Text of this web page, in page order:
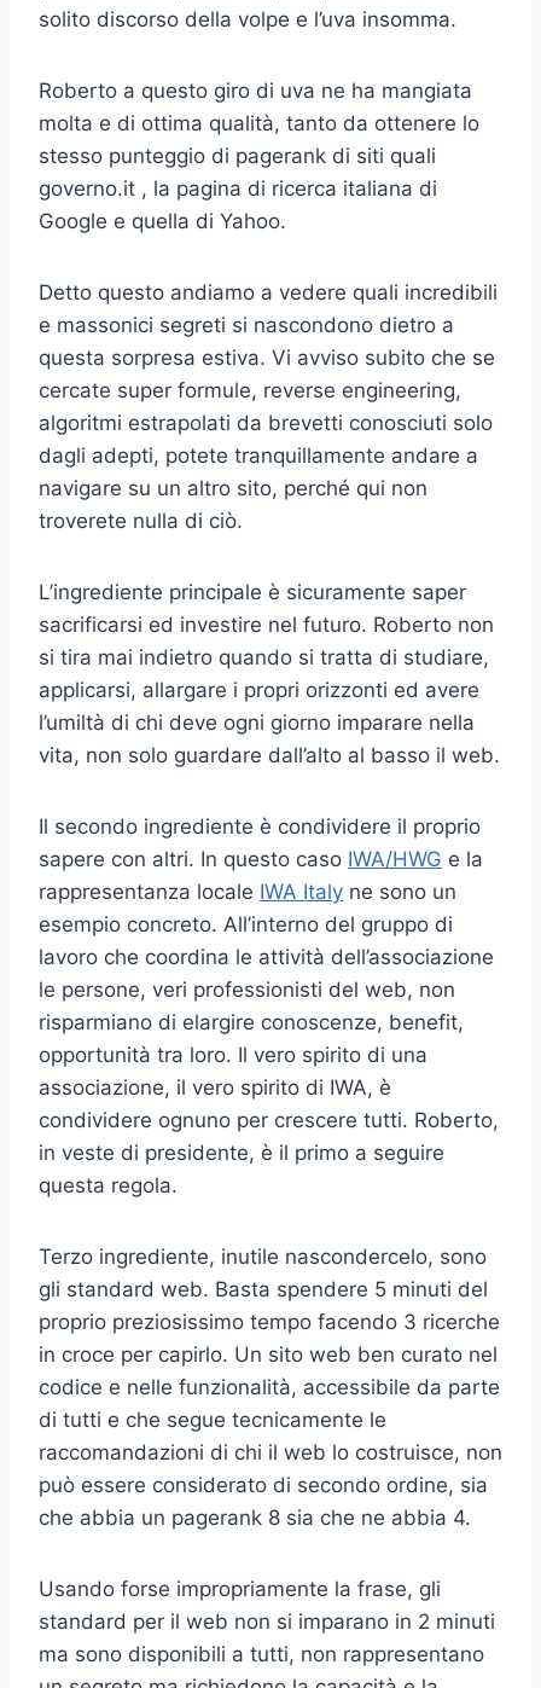
solito discorso della volpe e l’uva insomma.
Roberto a questo giro di uva ne ha mangiata
molta e di ottima qualità, tanto da ottenere lo
stesso punteggio di pagerank di siti quali
governo.it , la pagina di ricerca italiana di
Google e quella di Yahoo.
Detto questo andiamo a vedere quali incredibili
e massonici segreti si nascondono dietro a
questa sorpresa estiva. Vi avviso subito che se
cercate super formule, reverse engineering,
algoritmi estrapolati da brevetti conosciuti solo
dagli adepti, potete tranquillamente andare a
navigare su un altro sito, perché qui non
troverete nulla di ciò.
L’ingrediente principale è sicuramente saper
sacrificarsi ed investire nel futuro. Roberto non
si tira mai indietro quando si tratta di studiare,
applicarsi, allargare i propri orizzonti ed avere
l’umiltà di chi deve ogni giorno imparare nella
vita, non solo guardare dall’alto al basso il web.
Il secondo ingrediente è condividere il proprio
sapere con altri. In questo caso IWA/HWG e la
rappresentanza locale IWA Italy ne sono un
esempio concreto. All’interno del gruppo di
lavoro che coordina le attività dell’associazione
le persone, veri professionisti del web, non
risparmiano di elargire conoscenze, benefit,
opportunità tra loro. Il vero spirito di una
associazione, il vero spirito di IWA, è
condividere ognuno per crescere tutti. Roberto,
in veste di presidente, è il primo a seguire
questa regola.
Terzo ingrediente, inutile nascondercelo, sono
gli standard web. Basta spendere 5 minuti del
proprio preziosissimo tempo facendo 3 ricerche
in croce per capirlo. Un sito web ben curato nel
codice e nelle funzionalità, accessibile da parte
di tutti e che segue tecnicamente le
raccomandazioni di chi il web lo costruisce, non
può essere considerato di secondo ordine, sia
che abbia un pagerank 8 sia che ne abbia 4.
Usando forse impropriamente la frase, gli
standard per il web non si imparano in 2 minuti
ma sono disponibili a tutti, non rappresentano